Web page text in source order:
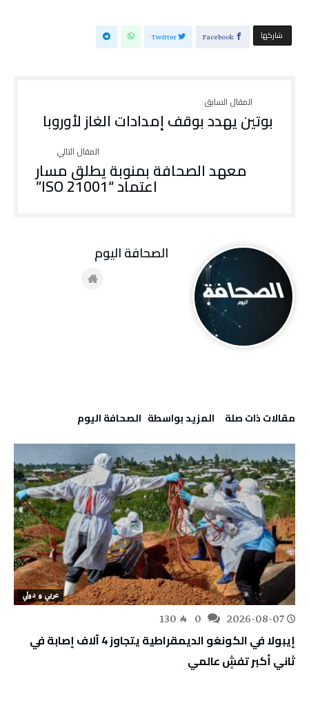
‫‫ شاركها‬ Facebook
Twitter
بوتين يهدد بوقف إمدادات الغاز لأوروبا
معهد الصحافة بمنوبة يطلق مسار
اعتماد “ISO 21001”
‫مقالات ذات صلة‬ ‫‫المزيد بواسطة‬ ‬ ‭ ‬الصحافة‭ ‬اليوم
عربي و دولي
2026-08-07
130
إيبولا في الكونغو الديمقراطية يتجاوز 4 آلاف إصابة في
ثاني أكبر تفشٍ عالمي